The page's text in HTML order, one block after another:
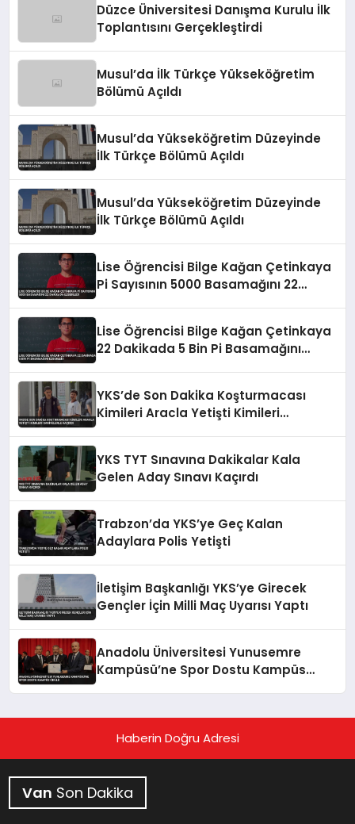
Düzce Üniversitesi Danışma Kurulu İlk
Toplantısını Gerçekleştirdi
Musul’da İlk Türkçe Yükseköğretim
Bölümü Açıldı
Musul’da Yükseköğretim Düzeyinde
İlk Türkçe Bölümü Açıldı
Musul’da Yükseköğretim Düzeyinde
İlk Türkçe Bölümü Açıldı
Lise Öğrencisi Bilge Kağan Çetinkaya
Pi Sayısının 5000 Basamağını 22
Lise Öğrencisi Bilge Kağan Çetinkaya
22 Dakikada 5 Bin Pi Basamağını
YKS’de Son Dakika Koşturmacası
Kimileri Aracla Yetişti Kimileri
YKS TYT Sınavına Dakikalar Kala
Gelen Aday Sınavı Kaçırdı
Trabzon’da YKS’ye Geç Kalan
Adaylara Polis Yetişti
İletişim Başkanlığı YKS’ye Girecek
Gençler İçin Milli Maç Uyarısı Yaptı
Anadolu Üniversitesi Yunusemre
Kampüsü’ne Spor Dostu Kampüs
Haberin Doğru Adresi
Van Son Dakika